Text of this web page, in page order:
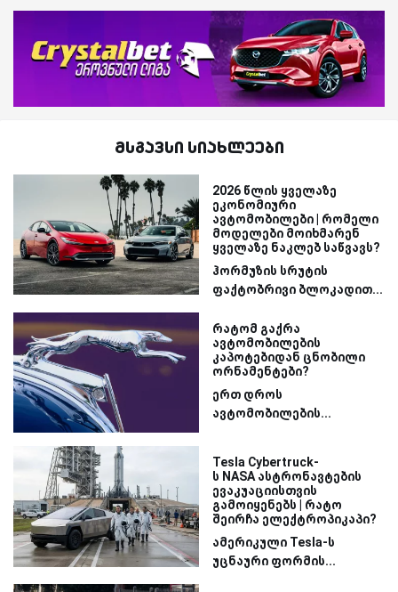
მსგავსი სიახლეები
2026 წლის ყველაზე
ეკონომიური
ავტომობილები | რომელი
მოდელები მოიხმარენ
ყველაზე ნაკლებ საწვავს?
ჰორმუზის სრუტის
ფაქტობრივი ბლოკადით...
რატომ გაქრა
ავტომობილების
კაპოტებიდან ცნობილი
ორნამენტები?
ერთ დროს
ავტომობილების...
Tesla Cybertruck-
ს NASA ასტრონავტების
ევაკუაციისთვის
გამოიყენებს | რატო
შეირჩა ელექტროპიკაპი?
ამერიკული Tesla-ს
უცნაური ფორმის...